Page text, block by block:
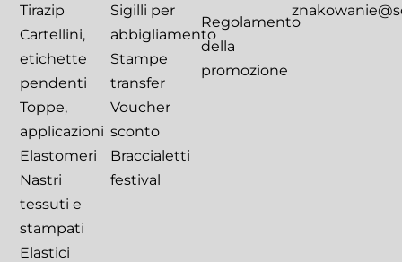
Tirazip
Cartellini,
etichette
pendenti
Toppe,
applicazioni
Elastomeri
Nastri
tessuti e
stampati
Elastici
Sigilli per
abbigliamento
Stampe
transfer
Voucher
sconto
Braccialetti
festival
Regolamento
della
promozione